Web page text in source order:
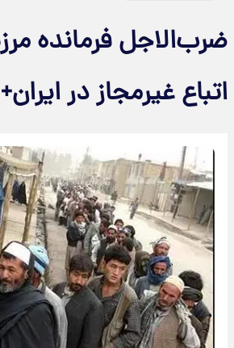
ضرب‌الاجل فرمانده
اتباع غیرمجاز در